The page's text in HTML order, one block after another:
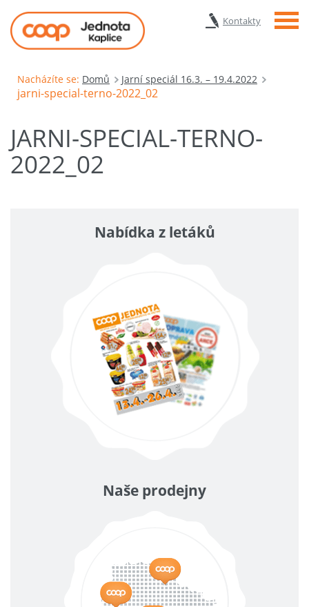
Kontakty Menu
Nacházíte se: Domů Jarní speciál 16.3. – 19.4.2022
jarni-special-terno-2022_02
JARNI-SPECIAL-TERNO-
2022_02
Nabídka z letáků
Naše prodejny